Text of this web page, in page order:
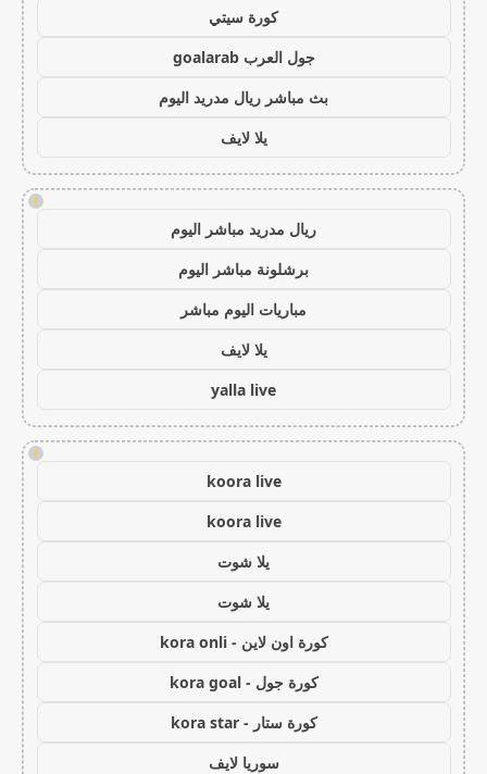
كورة سيتي
جول العرب goalarab
بث مباشر ريال مدريد اليوم
يلا لايف
!
ريال مدريد مباشر اليوم
برشلونة مباشر اليوم
مباريات اليوم مباشر
يلا لايف
yalla live
!
koora live
koora live
يلا شوت
يلا شوت
كورة اون لاين - kora onli
كورة جول - kora goal
كورة ستار - kora star
سوريا لايف